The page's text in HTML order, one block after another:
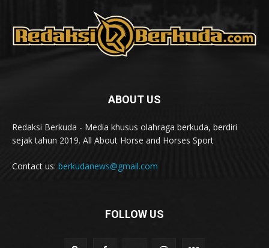
ABOUT US
Redaksi Berkuda - Media khusus olahraga berkuda, berdiri
sejak tahun 2019. All About Horse and Horses Sport
Contact us: berkudanews@gmail.com
FOLLOW US